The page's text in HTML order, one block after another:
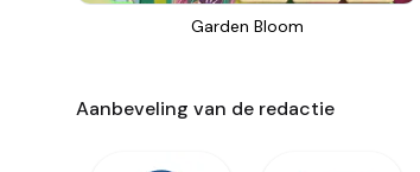
Garden Bloom
Aanbeveling van de redactie